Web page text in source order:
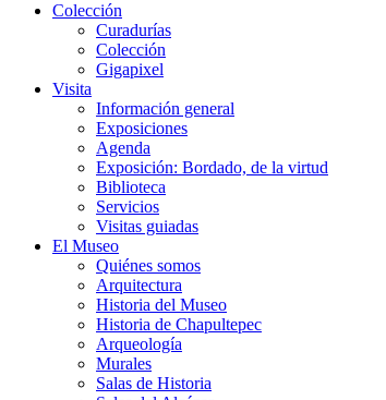
Colección
Curadurías
Colección
Gigapixel
Visita
Información general
Exposiciones
Agenda
Exposición: Bordado, de la virtud
Biblioteca
Servicios
Visitas guiadas
El Museo
Quiénes somos
Arquitectura
Historia del Museo
Historia de Chapultepec
Arqueología
Murales
Salas de Historia